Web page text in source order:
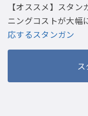
【オススメ】スタ
ニングコストが大
応するスタンガン